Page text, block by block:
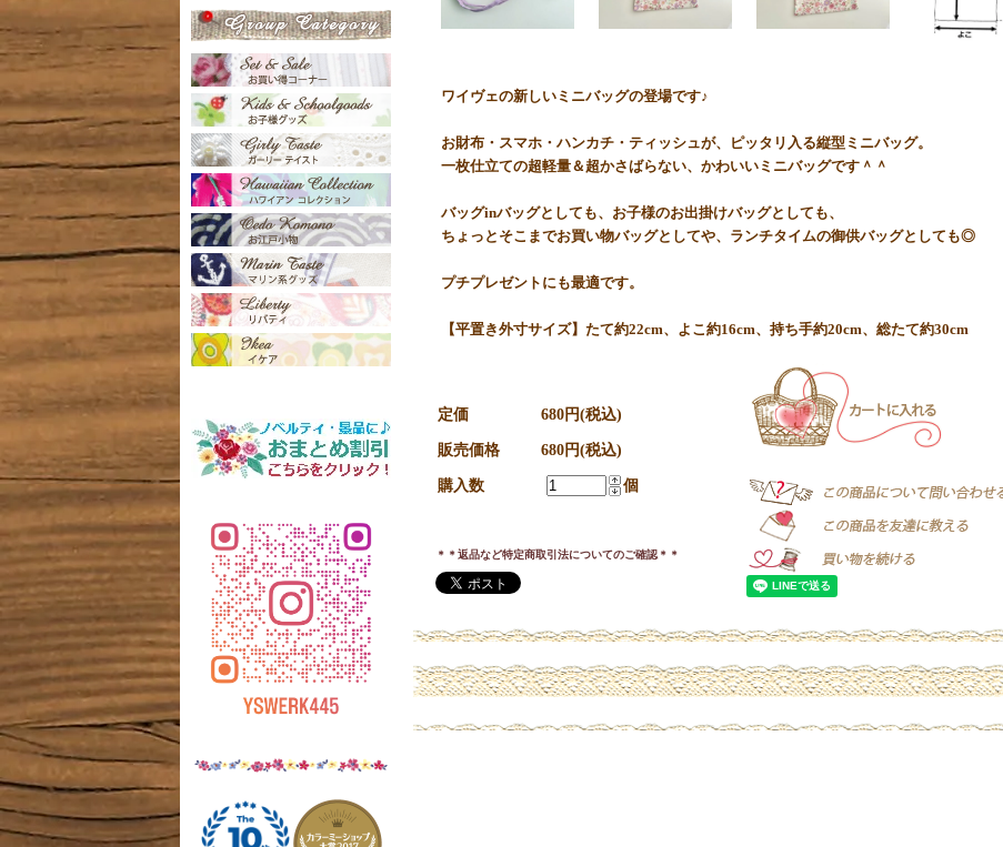
ワイヴェの新しいミニバッグの登場です♪
お財布・スマホ・ハンカチ・ティッシュが、ピッタリ入る縦型ミニバッグ。
一枚仕立ての超軽量＆超かさばらない、かわいいミニバッグです＾＾
バッグinバッグとしても、お子様のお出掛けバッグとしても、
ちょっとそこまでお買い物バッグとしてや、ランチタイムの御供バッグとしても◎
プチプレゼントにも最適です。
【平置き外寸サイズ】たて約22cm、よこ約16cm、持ち手約20cm、総たて約30cm
定価 680円(税込)
販売価格 680円(税込)
購入数 個
＊＊返品など特定商取引法についてのご確認＊＊